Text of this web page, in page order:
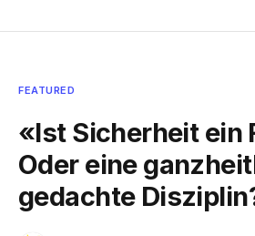
FEATURED
«Ist Sicherheit ein
Oder eine
gedachte